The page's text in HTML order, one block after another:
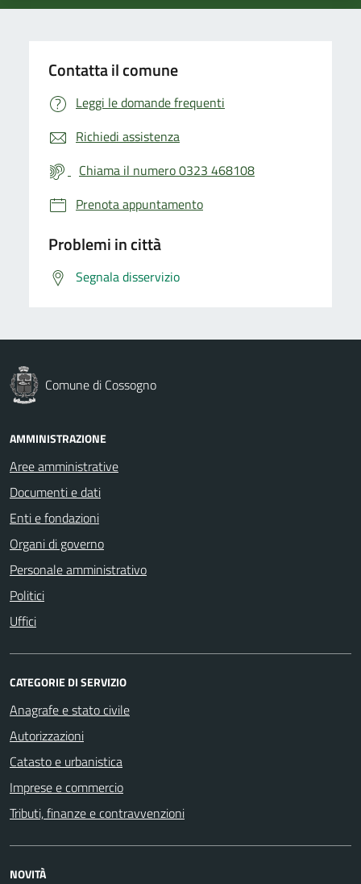
Contatta il comune
Leggi le domande frequenti
Richiedi assistenza
Chiama il numero 0323 468108
Prenota appuntamento
Problemi in città
Segnala disservizio
Comune di Cossogno
AMMINISTRAZIONE
Aree amministrative
Documenti e dati
Enti e fondazioni
Organi di governo
Personale amministrativo
Politici
Uffici
CATEGORIE DI SERVIZIO
Anagrafe e stato civile
Autorizzazioni
Catasto e urbanistica
Imprese e commercio
Tributi, finanze e contravvenzioni
NOVITÀ